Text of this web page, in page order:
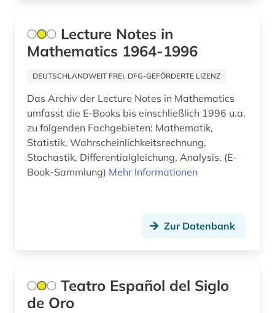
buchhandel (1)
business (2)
chemie (43)
china (4)
chirurgie (1)
christian gottlob (1)
commonwealth (2)
computer science (1)
Roemisches Reich (1)
Russland, Sowjetunion (4)
Schweiz (1)
Spanien (4)
Suedamerika (2)
Lecture Notes in
Mathematics 1964-1996
DEUTSCHLANDWEIT FREI, DFG-GEFÖRDERTE LIZENZ
Das Archiv der Lecture Notes in Mathematics
umfasst die E-Books bis einschließlich 1996 u.a.
zu folgenden Fachgebieten: Mathematik,
Statistik, Wahrscheinlichkeitsrechnung,
Stochastik, Differentialgleichung, Analysis. (E-
Book-Sammlung) Mehr Informationen
Zur Datenbank
Teatro Español del Siglo
de Oro